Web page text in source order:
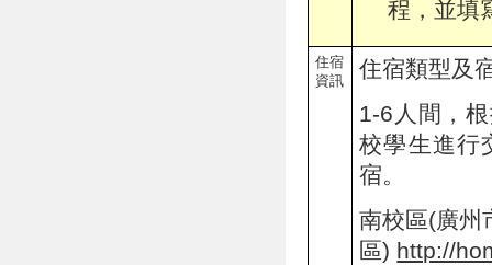
程，並填
住宿
資訊
住宿類型及
1-6人間，
校學生進行
宿。
南校區(廣州
區) http://